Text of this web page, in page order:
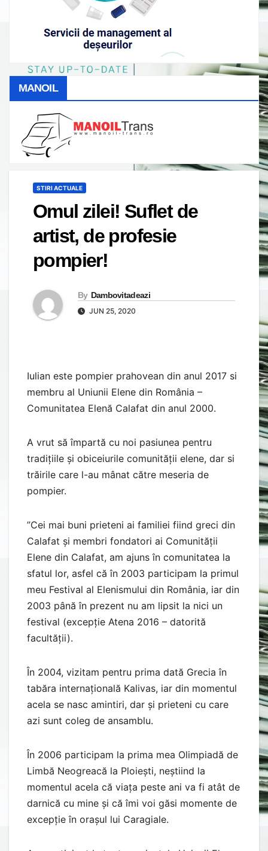
MANOIL
STIRI ACTUALE
Omul zilei! Suflet de
artist, de profesie
pompier!
By Dambovitadeazi
JUN 25, 2020
Iulian este pompier prahovean din anul 2017 si
membru al Uniunii Elene din România –
Comunitatea Elenă Calafat din anul 2000.
A vrut să împartă cu noi pasiunea pentru
tradițiile și obiceiurile comunității elene, dar si
trăirile care l-au mânat către meseria de
pompier.
”Cei mai buni prieteni ai familiei fiind greci din
Calafat și membri fondatori ai Comunității
Elene din Calafat, am ajuns în comunitatea la
sfatul lor, asfel că în 2003 participam la primul
meu Festival al Elenismului din România, iar din
2003 până în prezent nu am lipsit la nici un
festival (excepție Atena 2016 – datorită
facultății).
În 2004, vizitam pentru prima dată Grecia în
tabăra internațională Kalivas, iar din momentul
acela se nasc amintiri, dar și prieteni cu care
azi sunt coleg de ansamblu.
În 2006 participam la prima mea Olimpiadă de
Limbă Neogreacă la Ploiești, neștiind la
momentul acela că viața peste ani va fi atât de
darnică cu mine și că îmi voi găsi momente de
excepție în orașul lui Caragiale.